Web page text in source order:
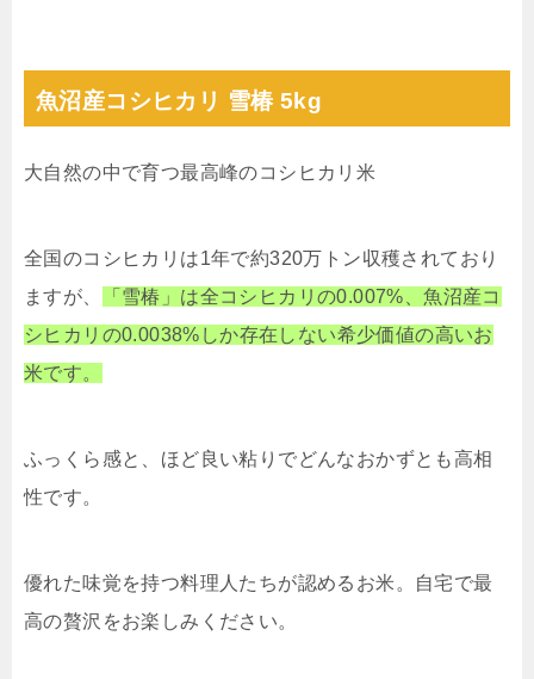
魚沼産コシヒカリ 雪椿 5kg
大自然の中で育つ最高峰のコシヒカリ米
全国のコシヒカリは1年で約320万トン収穫されており
ますが、
「雪椿」は全コシヒカリの0.007%、魚沼産コ
シヒカリの0.0038%しか存在しない希少価値の高いお
米です。
ふっくら感と、ほど良い粘りでどんなおかずとも高相
性です。
優れた味覚を持つ料理人たちが認めるお米。自宅で最
高の贅沢をお楽しみください。